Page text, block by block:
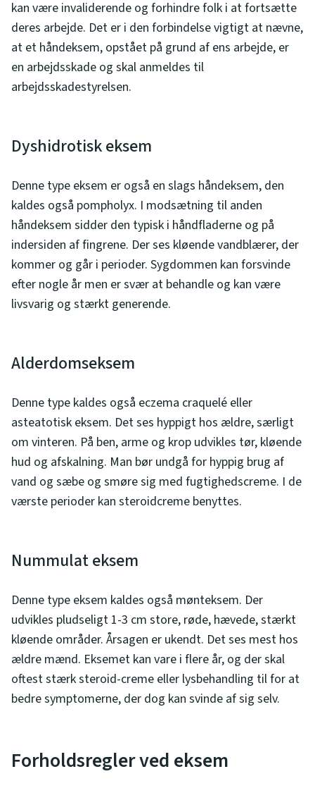
kan være invaliderende og forhindre folk i at fortsætte
deres arbejde. Det er i den forbindelse vigtigt at nævne,
at et håndeksem, opstået på grund af ens arbejde, er
en arbejdsskade og skal anmeldes til
arbejdsskadestyrelsen.
Dyshidrotisk eksem
Denne type eksem er også en slags håndeksem, den
kaldes også pompholyx. I modsætning til anden
håndeksem sidder den typisk i håndfladerne og på
indersiden af fingrene. Der ses kløende vandblærer, der
kommer og går i perioder. Sygdommen kan forsvinde
efter nogle år men er svær at behandle og kan være
livsvarig og stærkt generende.
Alderdomseksem
Denne type kaldes også eczema craquelé eller
asteatotisk eksem. Det ses hyppigt hos ældre, særligt
om vinteren. På ben, arme og krop udvikles tør, kløende
hud og afskalning. Man bør undgå for hyppig brug af
vand og sæbe og smøre sig med fugtighedscreme. I de
værste perioder kan steroidcreme benyttes.
Nummulat eksem
Denne type eksem kaldes også mønteksem. Der
udvikles pludseligt 1-3 cm store, røde, hævede, stærkt
kløende områder. Årsagen er ukendt. Det ses mest hos
ældre mænd. Eksemet kan vare i flere år, og der skal
oftest stærk steroid-creme eller lysbehandling til for at
bedre symptomerne, der dog kan svinde af sig selv.
Forholdsregler ved eksem